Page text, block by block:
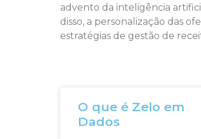
advento da inteligência
disso, a personalização das
estratégias de gestão de
O que é Zelo em
Dados